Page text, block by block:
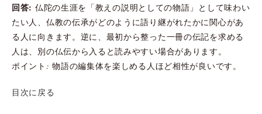
回答: 仏陀の生涯を「教えの説明としての物語」として味わい
たい人、仏教の伝承がどのように語り継がれたかに関心があ
る人に向きます。逆に、最初から整った一冊の伝記を求める
人は、別の仏伝から入ると読みやすい場合があります。
ポイント: 物語の編集体を楽しめる人ほど相性が良いです。
目次に戻る